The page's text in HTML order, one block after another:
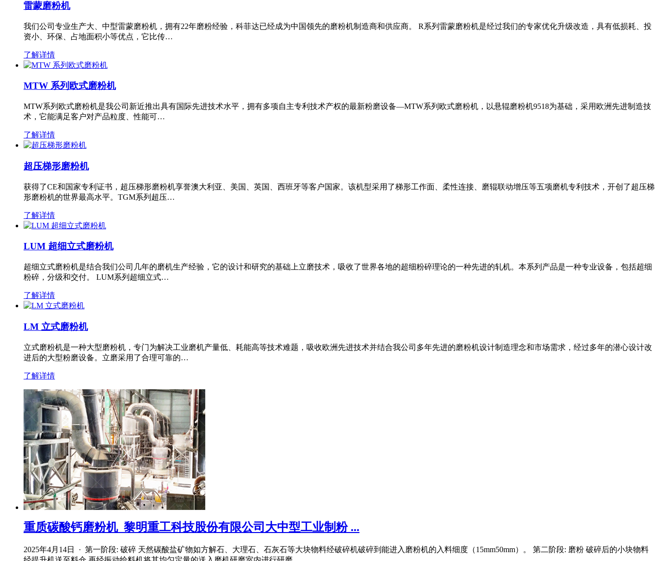
雷蒙磨粉机
我们公司专业生产大、中型雷蒙磨粉机，拥有22年磨粉经验，科菲达已经成为中国领先的磨粉机制造商和供应商。 R系列雷蒙磨粉机是经过我们的专家优化升级改造，具有低损耗、投
资小、环保、占地面积小等优点，它比传…
了解详情
MTW 系列欧式磨粉机
MTW系列欧式磨粉机是我公司新近推出具有国际先进技术水平，拥有多项自主专利技术产权的最新粉磨设备—MTW系列欧式磨粉机，以悬辊磨粉机9518为基础，采用欧洲先进制造技
术，它能满足客户对产品粒度、性能可…
了解详情
超压梯形磨粉机
获得了CE和国家专利证书，超压梯形磨粉机享誉澳大利亚、美国、英国、西班牙等客户国家。该机型采用了梯形工作面、柔性连接、磨辊联动增压等五项磨机专利技术，开创了超压梯
形磨粉机的世界最高水平。TGM系列超压…
了解详情
LUM 超细立式磨粉机
超细立式磨粉机是结合我们公司几年的磨机生产经验，它的设计和研究的基础上立磨技术，吸收了世界各地的超细粉碎理论的一种先进的轧机。本系列产品是一种专业设备，包括超细
粉碎，分级和交付。 LUM系列超细立式…
了解详情
LM 立式磨粉机
立式磨粉机是一种大型磨粉机，专门为解决工业磨机产量低、耗能高等技术难题，吸收欧洲先进技术并结合我公司多年先进的磨粉机设计制造理念和市场需求，经过多年的潜心设计改
进后的大型粉磨设备。立磨采用了合理可靠的…
了解详情
重质碳酸钙磨粉机_黎明重工科技股份有限公司大中型工业制粉 ...
2025年4月14日 · 第一阶段: 破碎 天然碳酸盐矿物如方解石、大理石、石灰石等大块物料经破碎机破碎到能进入磨粉机的入料细度（15mm50mm）。 第二阶段: 磨粉 破碎后的小块物料